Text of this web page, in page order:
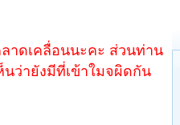
าดเคลื่อนนะคะ ส่วนท่าน
ว่ายังมีที่เข้าใมจผิดกัน